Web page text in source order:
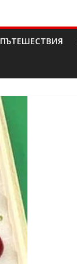
ПЪТЕШЕСТВИЯ